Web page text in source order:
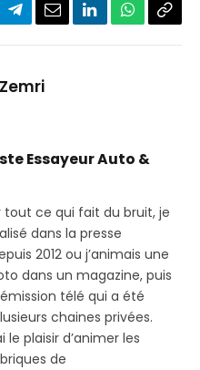
Partager
Telegram
EmailLinkedInWhatsApp
Essayeur Auto &
tout ce qui fait du bruit, je
dans la presse
2012 ou j’animais une
dans un magazine, puis
télé qui a été
chaines privées.
le plaisir d’animer les
de